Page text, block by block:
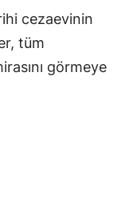
cezaevinin
tüm
görmeye